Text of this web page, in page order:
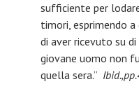
sufficiente per
timori, esprimendo
di aver ricevuto su
giovane uomo non
quella sera.”